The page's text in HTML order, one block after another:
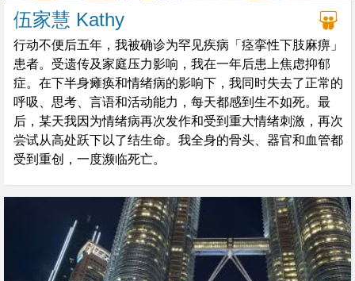
伍家慧 Kathy
行动不便后五年，我被确诊为罕见疾病「痉挛性下肢麻痹」
患者。受遗传及家庭压力影响，我在一年后患上焦虑抑郁
症。在下半身瘫痪和情绪病的影响下，我同时失去了正常的
呼吸、思考、言语和活动能力，每天都感到生不如死。最
后，某天我因为情绪病再次发作和受到重大情绪刺激，再次
尝试从高处跃下以了结生命。我全身的骨头、器官和血管都
受到重创，一度濒临死亡。